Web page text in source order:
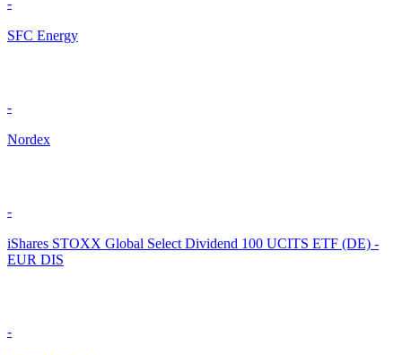
-
SFC Energy
-
Nordex
-
iShares STOXX Global Select Dividend 100 UCITS ETF (DE) -
EUR DIS
-